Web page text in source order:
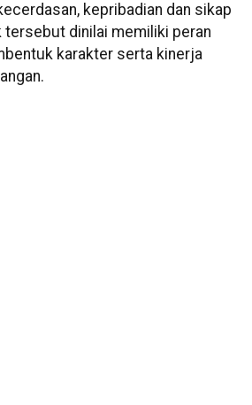
kepribadian dan sikap
tersebut dinilai memiliki peran
karakter serta kinerja